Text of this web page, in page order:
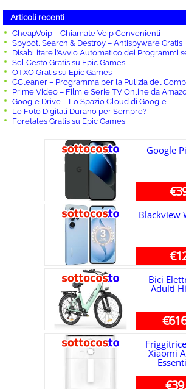
Articoli recenti
CheapVoip – Chiamate Voip Convenienti
Spybot, Search & Destroy – Antispyware Gratis
Disabilitare l’Avvio Automatico dei Programmi
Sol Cesto Gratis su Epic Games
OTXO Gratis su Epic Games
CCleaner – Programma per la Pulizia del
Prime Video – Film e Serie TV Online da
Google Drive – Lo Spazio Cloud di Google
Le Foto Digitali Durano per Sempre?
Foretales Gratis su Epic Games
Google
Blackview
Bici
Adulti
Xiaomi